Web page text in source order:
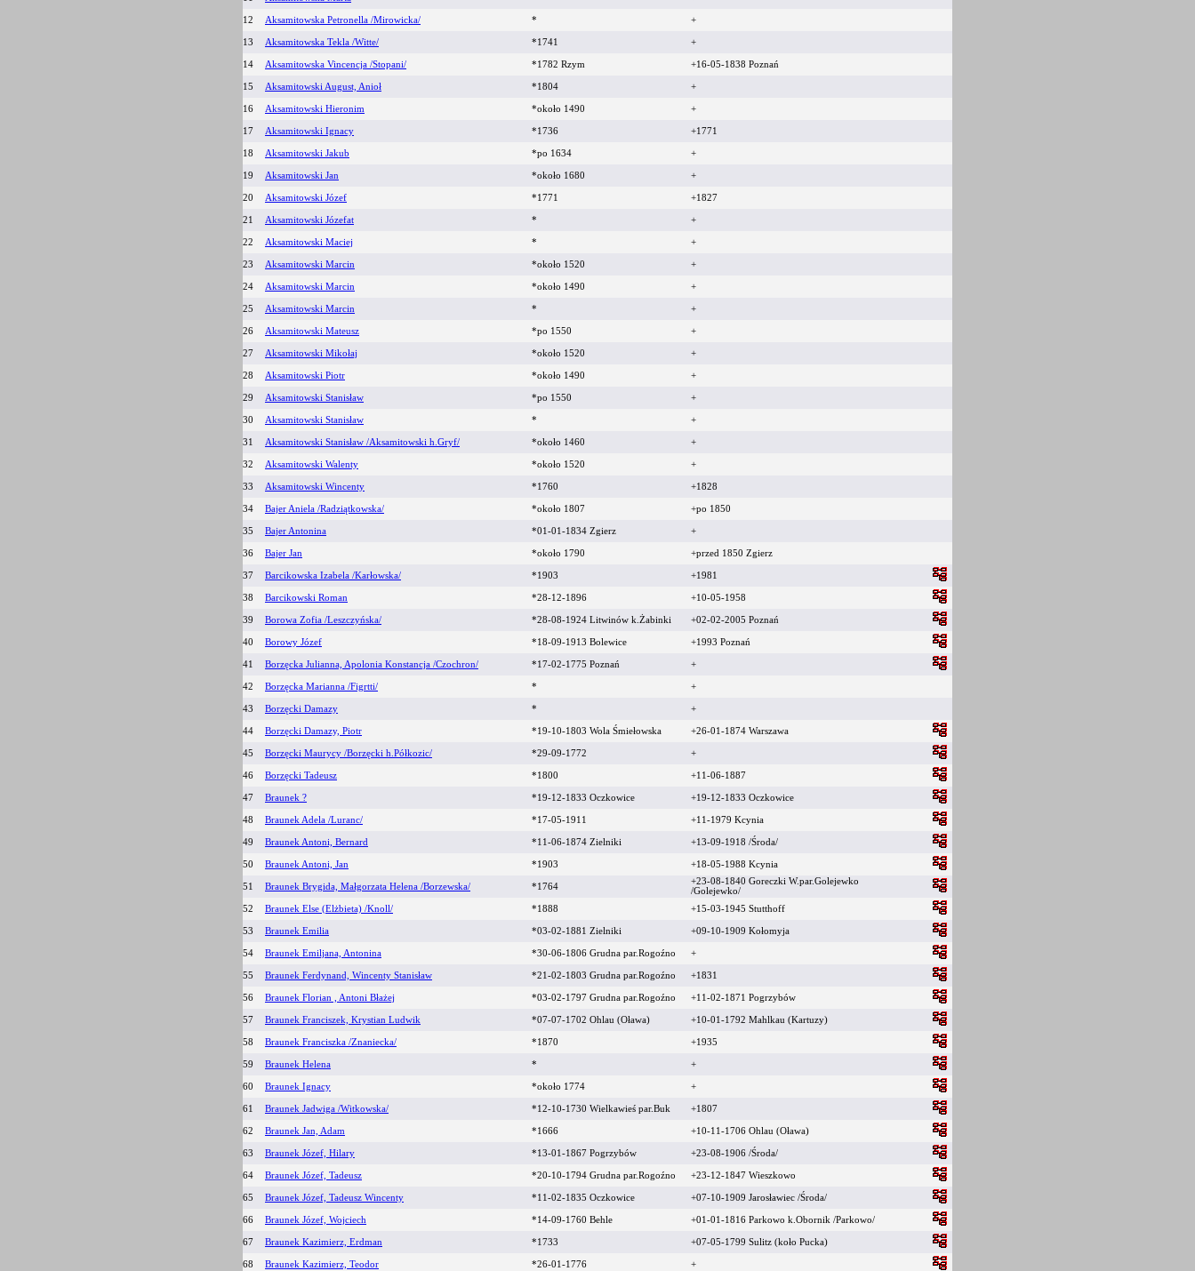
12 Aksamitowska Petronella /Mirowicka/ * +
13 Aksamitowska Tekla /Witte/ *1741 +
14 Aksamitowska Vincencja /Stopani/ *1782 Rzym +16-05-1838 Poznań
15 Aksamitowski August, Anioł *1804 +
16 Aksamitowski Hieronim *około 1490 +
17 Aksamitowski Ignacy *1736 +1771
18 Aksamitowski Jakub *po 1634 +
19 Aksamitowski Jan *około 1680 +
20 Aksamitowski Józef *1771 +1827
21 Aksamitowski Józefat * +
22 Aksamitowski Maciej * +
23 Aksamitowski Marcin *około 1520 +
24 Aksamitowski Marcin *około 1490 +
25 Aksamitowski Marcin * +
26 Aksamitowski Mateusz *po 1550 +
27 Aksamitowski Mikołaj *około 1520 +
28 Aksamitowski Piotr *około 1490 +
29 Aksamitowski Stanisław *po 1550 +
30 Aksamitowski Stanisław * +
31 Aksamitowski Stanisław /Aksamitowski h.Gryf/ *około 1460 +
32 Aksamitowski Walenty *około 1520 +
33 Aksamitowski Wincenty *1760 +1828
34 Bajer Aniela /Radziątkowska/ *około 1807 +po 1850
35 Bajer Antonina *01-01-1834 Zgierz +
36 Bajer Jan *około 1790 +przed 1850 Zgierz
37 Barcikowska Izabela /Karłowska/ *1903 +1981
38 Barcikowski Roman *28-12-1896 +10-05-1958
39 Borowa Zofia /Leszczyńska/ *28-08-1924 Litwinów k.Żabinki +02-02-2005 Poznań
40 Borowy Józef *18-09-1913 Bolewice +1993 Poznań
41 Borzęcka Julianna, Apolonia Konstancja /Czochron/ *17-02-1775 Poznań +
42 Borzęcka Marianna /Figrtti/ * +
43 Borzęcki Damazy * +
44 Borzęcki Damazy, Piotr *19-10-1803 Wola Śmiełowska +26-01-1874 Warszawa
45 Borzęcki Maurycy /Borzęcki h.Półkozic/ *29-09-1772 +
46 Borzęcki Tadeusz *1800 +11-06-1887
47 Braunek ? *19-12-1833 Oczkowice +19-12-1833 Oczkowice
48 Braunek Adela /Luranc/ *17-05-1911 +11-1979 Kcynia
49 Braunek Antoni, Bernard *11-06-1874 Zielniki +13-09-1918 /Środa/
50 Braunek Antoni, Jan *1903 +18-05-1988 Kcynia
51 Braunek Brygida, Małgorzata Helena /Borzewska/ *1764
+23-08-1840 Goreczki W.par.Golejewko
/Golejewko/
52
Braunek Else (Elżbieta) /Knoll/ *1888 +15-03-1945 Stutthoff
53 Braunek Emilia *03-02-1881 Zielniki +09-10-1909 Kołomyja
54 Braunek Emiljana, Antonina *30-06-1806 Grudna par.Rogoźno +
55 Braunek Ferdynand, Wincenty Stanisław *21-02-1803 Grudna par.Rogoźno +1831
56 Braunek Florian , Antoni Błażej *03-02-1797 Grudna par.Rogoźno +11-02-1871 Pogrzybów
57 Braunek Franciszek, Krystian Ludwik *07-07-1702 Ohlau (Oława) +10-01-1792 Mahlkau (Kartuzy)
58 Braunek Franciszka /Znaniecka/ *1870 +1935
59 Braunek Helena * +
60 Braunek Ignacy *około 1774 +
61 Braunek Jadwiga /Witkowska/ *12-10-1730 Wielkawieś par.Buk +1807
62 Braunek Jan, Adam *1666 +10-11-1706 Ohlau (Oława)
63 Braunek Józef, Hilary *13-01-1867 Pogrzybów +23-08-1906 /Środa/
64 Braunek Józef, Tadeusz *20-10-1794 Grudna par.Rogoźno +23-12-1847 Wieszkowo
65 Braunek Józef, Tadeusz Wincenty *11-02-1835 Oczkowice +07-10-1909 Jarosławiec /Środa/
66 Braunek Józef, Wojciech *14-09-1760 Behle +01-01-1816 Parkowo k.Obornik /Parkowo/
67 Braunek Kazimierz, Erdman *1733 +07-05-1799 Sulitz (koło Pucka)
68 Braunek Kazimierz, Teodor *26-01-1776 +